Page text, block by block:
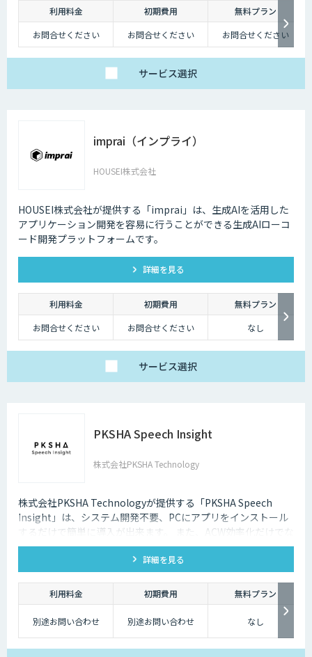
利用料金 初期費用
無料プラン
お問合せください
お問合せください お問合せください
サービス選択
imprai（インプライ）
HOUSEI株式会社
HOUSEI株式会社が提供する「imprai」は、生成AIを活用した
アプリケーション開発を容易に行うことができる生成AIローコ
ード開発プラットフォームです。
詳細を見る
利用料金 初期費用
無料プラン
お問合せください
お問合せください なし
サービス選択
PKSHA Speech Insight
株式会社PKSHA Technology
株式会社PKSHA Technologyが提供する「PKSHA Speech
Insight」は、システム開発不要、PCにアプリをインストール
するだけで簡単に導入が出来ます。 また、ACW効率化だけでな
く、オペレーターのモニタリングサポート・応答品質向上にも
詳細を見る
利用料金 初期費用 無料プラン
別途お問い合わせ 別途お問い合わせ なし